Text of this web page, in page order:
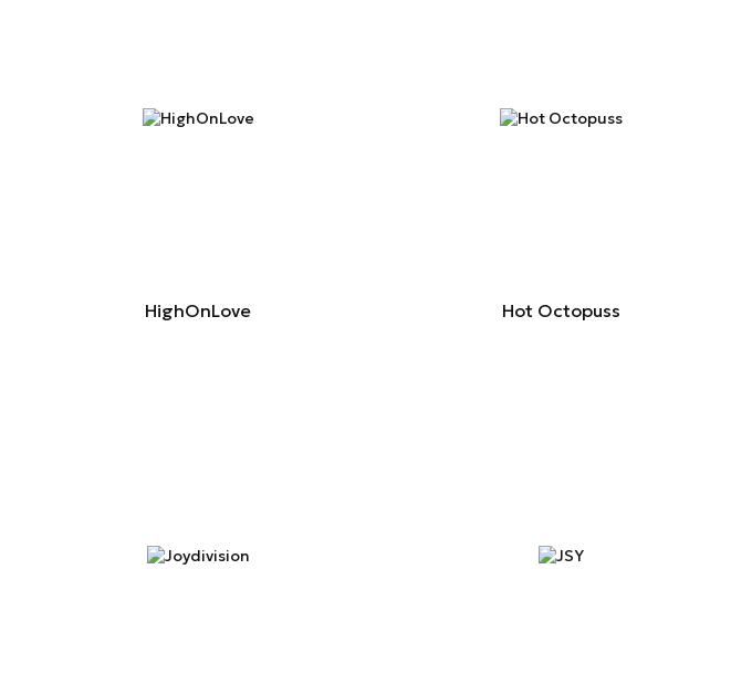
HighOnLove Hot Octopuss